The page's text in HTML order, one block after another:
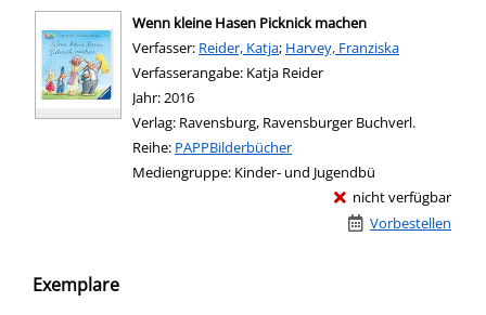
Wenn kleine Hasen Picknick machen
Verfasser: Suche nach diesem Verfasser
Reider, Katja; Harvey, Franziska
Verfasserangabe: Katja Reider
Jahr:2016
Verlag: Ravensburg, Ravensburger Buchverl.
Reihe: PAPPBilderbücher
Mediengruppe: Kinder- und Jugendbü
nicht verfügbar
Vorbestellen
Exemplare